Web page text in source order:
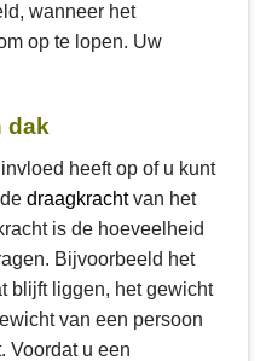
wanneer het
op te lopen. Uw
dak
heeft op of u kunt
draagkrachtvan het
is de hoeveelheid
Bijvoorbeeld het
blijft liggen, het gewicht
van een persoon
Voordat u een